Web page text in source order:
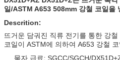
일/ASTM A653 508mm 강철 코일을
Descrition:
뜨거운 담궈진 직류 전기를 통한 강
코일이 ASTM에 의하여 A653 강철
물자 급료: SGCC/SGCH/